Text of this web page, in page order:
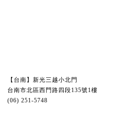
【台南】新光三越小北門
台南市北區西門路四段135號1樓
(06) 251-5748